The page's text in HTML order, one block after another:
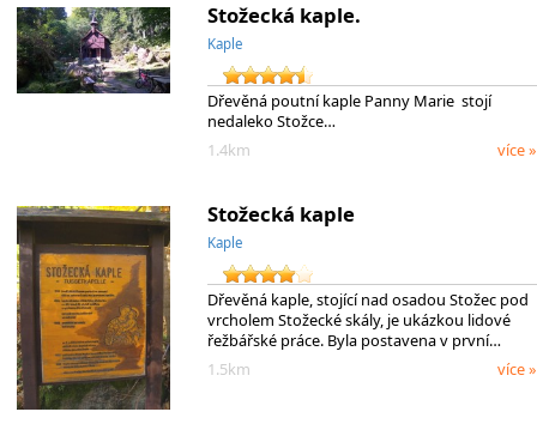
Stožecká kaple.
Kaple
Dřevěná poutní kaple Panny Marie stojí
nedaleko Stožce…
1.4km
více »
Stožecká kaple
Kaple
Dřevěná kaple, stojící nad osadou Stožec pod
vrcholem Stožecké skály, je ukázkou lidové
řežbářské práce. Byla postavena v první…
1.5km
více »